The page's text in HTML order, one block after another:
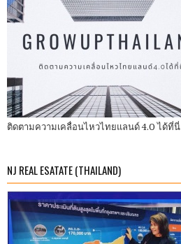
ติดตามความเคลื่อนไหวไทยแลนด์ 4.0 ได้ที่นี่
NJ REAL ESATATE (THAILAND)